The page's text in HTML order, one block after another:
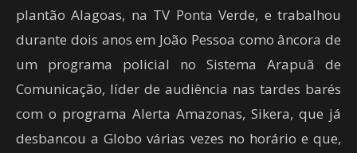
plantão Alagoas, na TV Ponta Verde, e trabalhou
durante dois anos em João Pessoa como âncora de
um programa policial no Sistema Arapuã de
Comunicação, líder de audiência nas tardes barés
com o programa Alerta Amazonas, Sikera, que já
desbancou a Globo várias vezes no horário e que,